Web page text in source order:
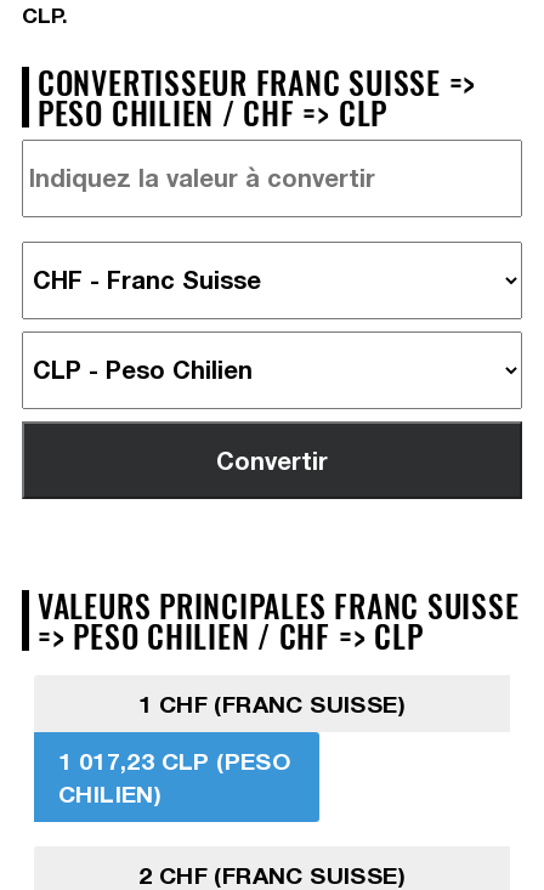
CLP.
CONVERTISSEUR FRANC SUISSE =>
PESO CHILIEN / CHF => CLP
VALEURS PRINCIPALES FRANC SUISSE
=> PESO CHILIEN / CHF => CLP
1 CHF (FRANC SUISSE)
1 017,23 CLP (PESO
CHILIEN)
2 CHF (FRANC SUISSE)